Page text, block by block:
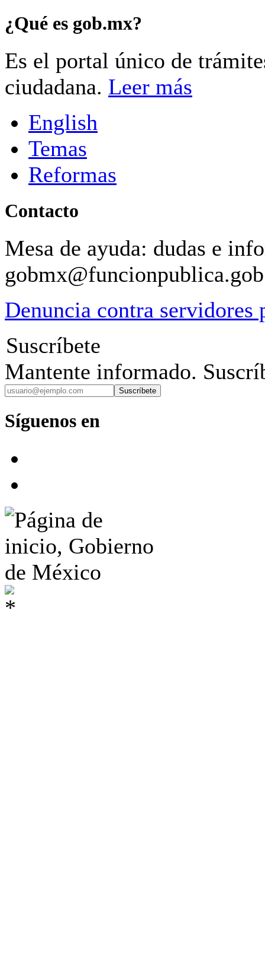
¿Qué es gob.mx?
Es el portal único de
ciudadana. Leer más
English
Temas
Reformas
Contacto
Mesa de ayuda: dudas e
Denuncia contra servidores
Suscríbete
Mantente informado.
Suscríbete
Síguenos en